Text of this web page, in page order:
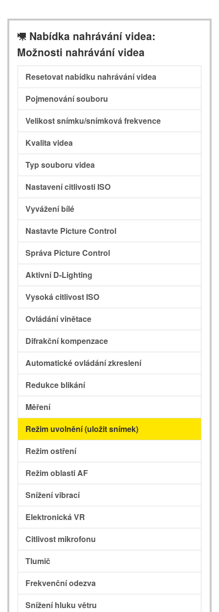
1 Nabídka nahrávání videa:
Možnosti nahrávání videa
Resetovat nabídku nahrávání videa
Pojmenování souboru
Velikost snímku/snímková frekvence
Kvalita videa
Typ souboru videa
Nastavení citlivosti ISO
Vyvážení bílé
Nastavte Picture Control
Správa Picture Control
Aktivní D-Lighting
Vysoká citlivost ISO
Ovládání vinětace
Difrakční kompenzace
Automatické ovládání zkreslení
Redukce blikání
Měření
Režim uvolnění (uložit snímek)
Režim ostření
Režim oblasti AF
Snížení vibrací
Elektronická VR
Citlivost mikrofonu
Tlumič
Frekvenční odezva
Snížení hluku větru